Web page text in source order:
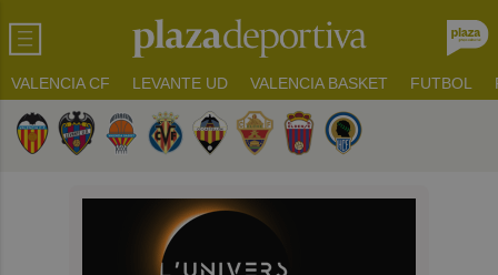
VALENCIA CF LEVANTE UD VALENCIA BASKET FUTBOL